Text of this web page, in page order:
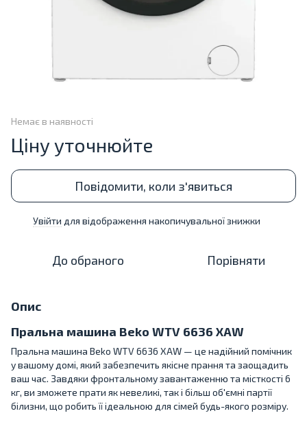
Немає в наявності
Ціну уточнюйте
Повідомити, коли з'явиться
Увійти для відображення накопичувальної знижки
До обраного Порівняти
Опис
Пральна машина Beko WTV 6636 XAW
Пральна машина Beko WTV 6636 XAW — це надійний помічник
у вашому домі, який забезпечить якісне прання та заощадить
ваш час. Завдяки фронтальному завантаженню та місткості 6
кг, ви зможете прати як невеликі, так і більш об'ємні партії
білизни, що робить її ідеальною для сімей будь-якого розміру.